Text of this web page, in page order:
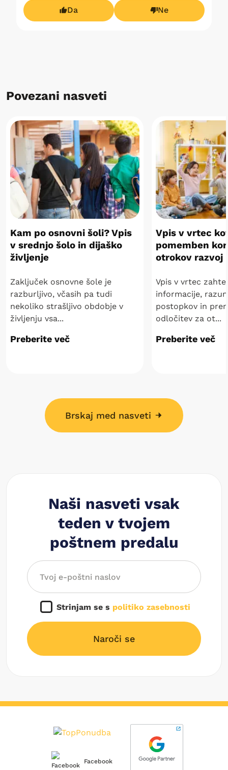
Da Ne
Povezani nasveti
Kam po osnovni šoli? Vpis
v srednjo šolo in dijaško
življenje
Zaključek osnovne šole je
razburljivo, včasih pa tudi
nekoliko strašljivo obdobje v
življenju vsa...
Preberite več
Vpis v vrtec
pomemben
otrokov razvoj
Vpis v vrtec
informacije,
postopkov in
odločitev za ot...
Preberite več
Brskaj med nasveti
Naši nasveti vsak
teden v tvojem
poštnem predalu
Strinjam se s politiko zasebnosti
Naroči se
Facebook